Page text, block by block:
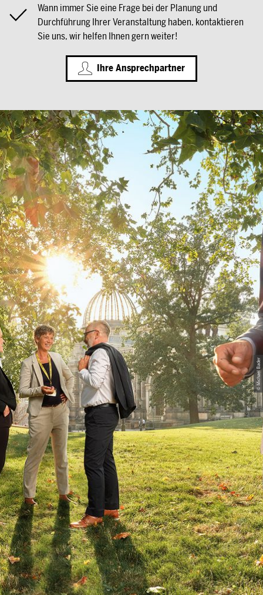
Wann immer Sie eine Frage bei der Planung und
Durchführung Ihrer Veranstaltung haben, kontaktieren
Sie uns, wir helfen Ihnen gern weiter!
Ihre Ansprechpartner
© Michael Bader